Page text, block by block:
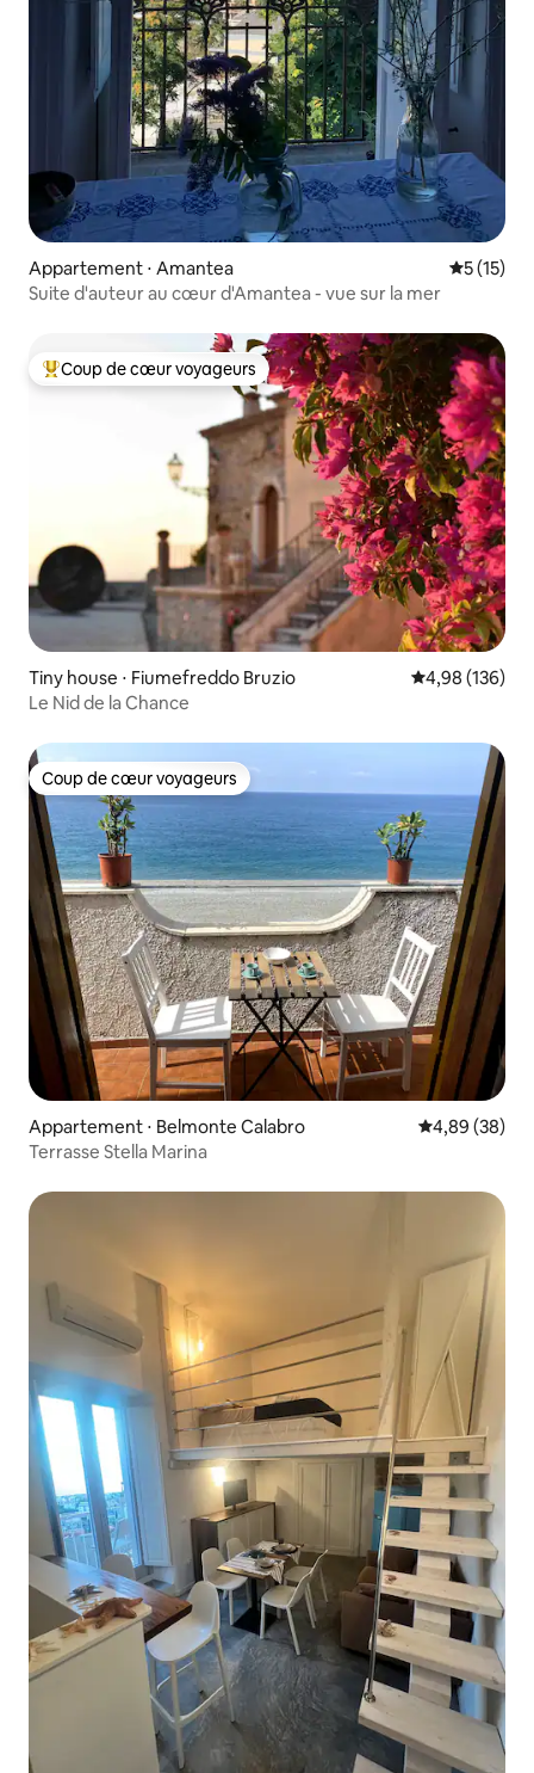
Appartement ⋅ Amantea
5 (15)
Suite d'auteur au cœur d'Amantea - vue sur la mer
Coups de cœur voyageurs les plus appréciés
Coup de cœur voyageurs
Tiny house ⋅ Fiumefreddo Bruzio Évaluation
4,98 (136)
Le Nid de la Chance
Coup de cœur voyageurs
Coup de cœur voyageurs
Appartement ⋅ Belmonte Calabro Évaluation
4,89 (38)
Terrasse Stella Marina